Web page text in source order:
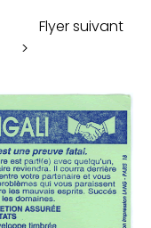
Flyer suivant
>